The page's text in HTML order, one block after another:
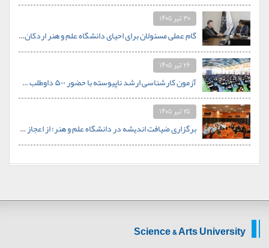
۳۰ تیر ۱۴۰۵
گام عملی مسئولان برای احیای دانشگاه علم و هنر اردکان؛ از نیازسنجی رشته‌های جدید تا تأمین بودجه
۲۶ تیر ۱۴۰۵
آزمون کارشناسی ارشد ناپیوسته با حضور ۵۰۰ داوطلب در دانشگاه علم و هنر برگزار شد
۲۵ تیر ۱۴۰۵
برگزاری ضیافت اندیشه در دانشگاه علم و هنر؛ از اعجاز علمی قرآن تا نظام سلوکی در خانواده
Science & Arts University